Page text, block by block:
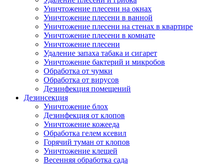
Уничтожение плесени на окнах
Уничтожение плесени в ванной
Уничтожение плесени на стенах в квартире
Уничтожение плесени в комнате
Уничтожение плесени
Удаление запаха табака и сигарет
Уничтожение бактерий и микробов
Обработка от чумки
Обработка от вирусов
Дезинфекция помещений
Дезинсекция
Уничтожение блох
Дезинфекция от клопов
Уничтожение кожееда
Обработка гелем ксевил
Горячий туман от клопов
Уничтожение клещей
Весенняя обработка сада